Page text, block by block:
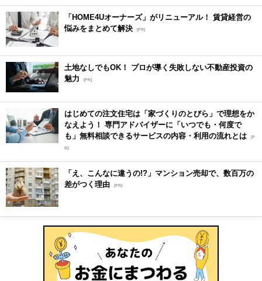
「HOME4Uオーナーズ」がリニューアル！ 賃貸経営の
悩みをまとめて解決 [PR]
土地なしでもOK！ プロが導く失敗しない不動産投資の
魅力
[PR]
はじめての注文住宅は「家づくりのとびら」で理想をか
なえよう！ 専門アドバイザーに「いつでも・何度で
も」無料相談できるサービスの内容・利用の流れとは [P
R]
「え、こんなに違うの!?」マンション売却で、数百万の
差がつく理由 [PR]